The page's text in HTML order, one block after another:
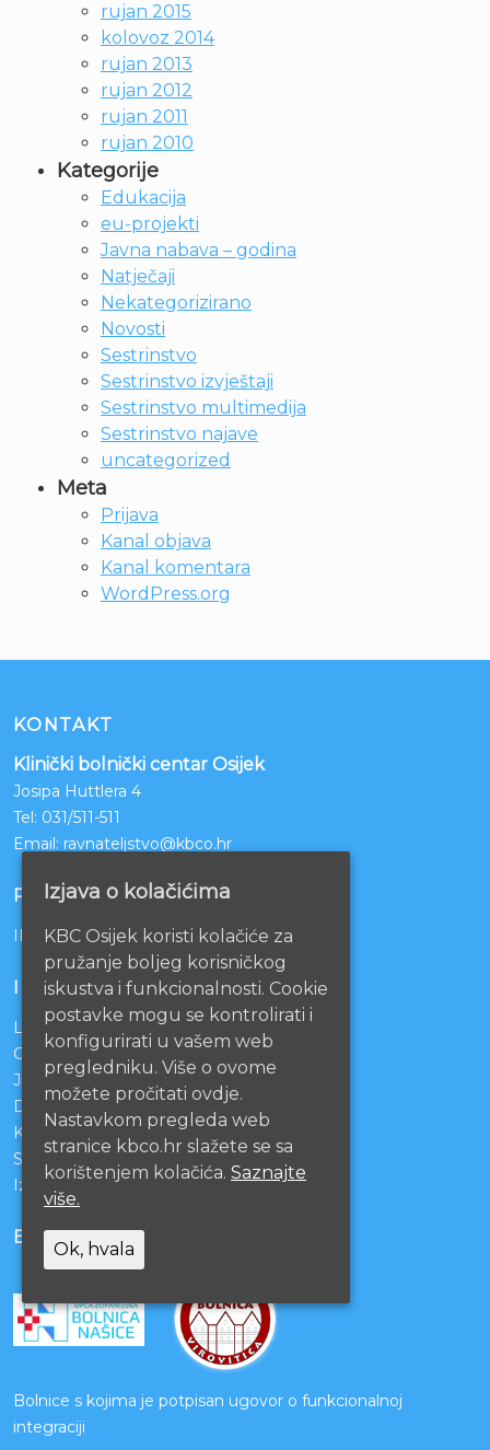
rujan 2015
kolovoz 2014
rujan 2013
rujan 2012
rujan 2011
rujan 2010
Kategorije
Edukacija
eu-projekti
Javna nabava – godina
Natječaji
Nekategorizirano
Novosti
Sestrinstvo
Sestrinstvo izvještaji
Sestrinstvo multimedija
Sestrinstvo najave
uncategorized
Meta
Prijava
Kanal objava
Kanal komentara
WordPress.org
KONTAKT
Klinički bolnički centar Osijek
Josipa Huttlera 4
Tel: 031/511-511
Email: ravnateljstvo@kbco.hr
POSLOVNI RAČUNI
IBAN: HR1210010051863000160
INFORMACIJE
Lista čekanja
Centralno naručivanje pacijenata
Javna nabava
Darivanje krvi
KBCO Webmail
Sestrinstvo KBC Osijek
Izjava o pristupačnosti mrežnih stranica
BOLNICE PARTNERI
Bolnice s kojima je potpisan ugovor o funkcionalnoj
integraciji
Izjava o kolačićima
KBC Osijek koristi kolačiće za
pružanje boljeg korisničkog
iskustva i funkcionalnosti. Cookie
postavke mogu se kontrolirati i
konfigurirati u vašem web
pregledniku. Više o ovome
možete pročitati ovdje.
Nastavkom pregleda web
stranice kbco.hr slažete se sa
korištenjem kolačića. Saznajte
više.
Ok, hvala